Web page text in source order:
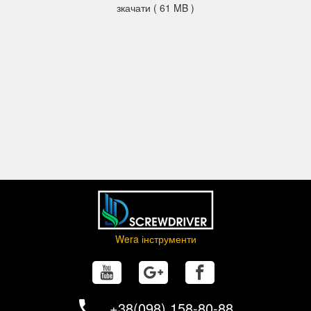
зкачати ( 61 MB )
Wera інструменти